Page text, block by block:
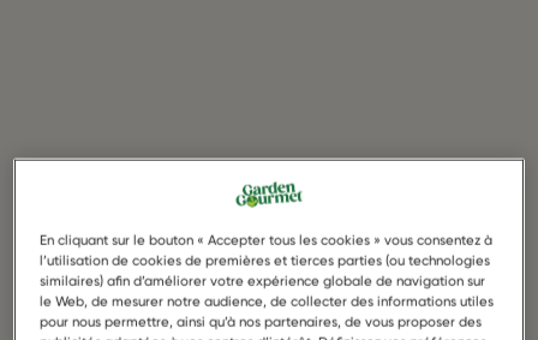
En cliquant sur le bouton « Accepter tous les cookies » vous consentez à
l’utilisation de cookies de premières et tierces parties (ou technologies
similaires) afin d’améliorer votre expérience globale de navigation sur
le Web, de mesurer notre audience, de collecter des informations utiles
pour nous permettre, ainsi qu’à nos partenaires, de vous proposer des